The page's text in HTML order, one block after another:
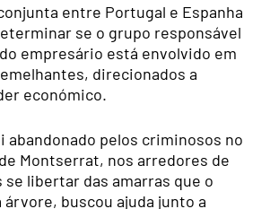
entre Portugal e Espanha
se o grupo responsável
empresário está envolvido em
direcionados a
económico.
abandonado pelos criminosos no
Montserrat, nos arredores de
se libertar das amarras que o
árvore, buscou ajuda junto a